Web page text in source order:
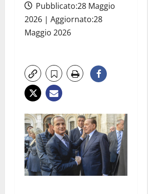
Pubblicato:28 Maggio
2026 | Aggiornato:28
Maggio 2026